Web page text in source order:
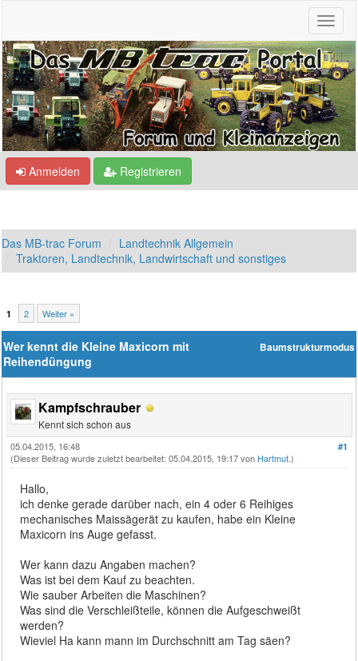
Anmelden Registrieren
Das MB-trac Forum
Landtechnik Allgemein
Traktoren, Landtechnik, Landwirtschaft und sonstiges
1 2 Weiter »
Baumstrukturmodus
Wer kennt die Kleine Maxicorn mit
Reihendüngung
Kampfschrauber
Kennt sich schon aus
#1
05.04.2015, 16:48
(Dieser Beitrag wurde zuletzt bearbeitet: 05.04.2015, 19:17 von Hartmut.)
Hallo,
ich denke gerade darüber nach, ein 4 oder 6 Reihiges
mechanisches Maissägerät zu kaufen, habe ein Kleine
Maxicorn ins Auge gefasst.
Wer kann dazu Angaben machen?
Was ist bei dem Kauf zu beachten.
Wie sauber Arbeiten die Maschinen?
Was sind die Verschleißteile, können die Aufgeschweißt
werden?
Wieviel Ha kann mann im Durchschnitt am Tag säen?